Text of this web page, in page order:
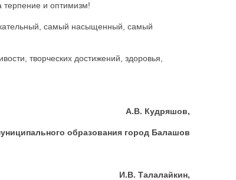
терпение и оптимизм!
самый насыщенный, самый
творческих достижений, здоровья,
А.В. Кудряшов,
образования город Балашов
И.В. Талалайкин,